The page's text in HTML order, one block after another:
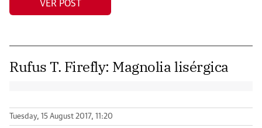
VER POST
Rufus T. Firefly: Magnolia lisérgica
Tuesday, 15 August 2017, 11:20